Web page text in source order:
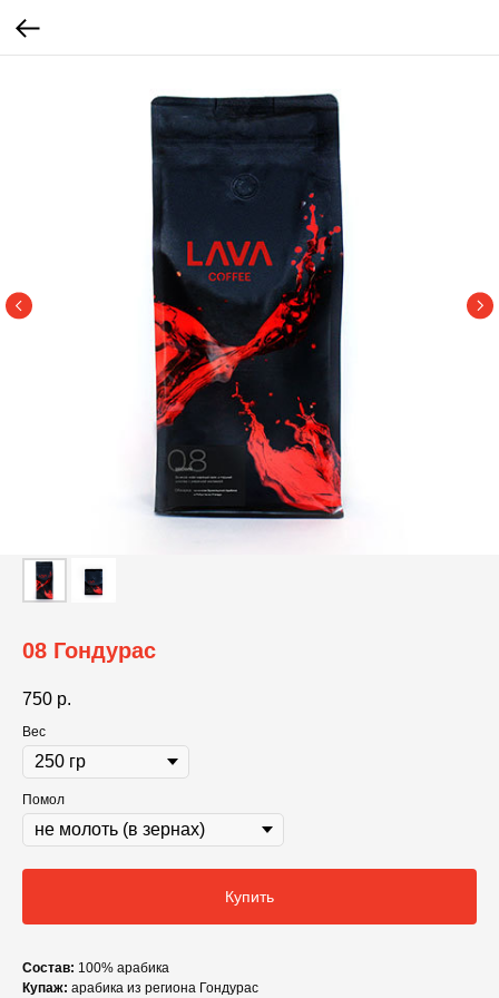
08 Гондурас
750 р.
Вес
Помол
Купить
Состав: 100% арабика
Купаж: арабика из региона Гондурас